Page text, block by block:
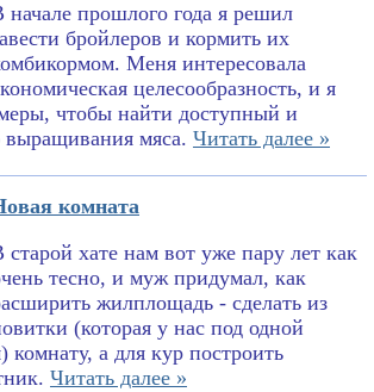
начале прошлого года я решил
бройлеров и кормить их
Меня интересовала
целесообразность, и я
чтобы найти доступный и
мяса. Читать далее »
комната
старой хате нам вот уже пару лет как
тесно, и муж придумал, как
жилплощадь - сделать из
(которая у нас под одной
а для кур построить
Читать далее »